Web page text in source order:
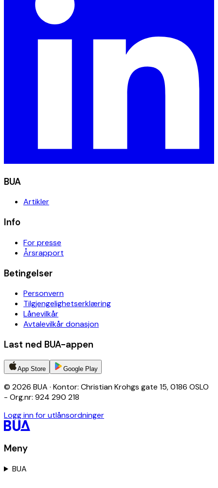
BUA
Artikler
Info
For presse
Årsrapport
Betingelser
Personvern
Tilgjengelighetserklæring
Lånevilkår
Avtalevilkår donasjon
Last ned BUA-appen
App Store Google Play
© 2026 BUA · Kontor: Christian Krohgs gate 15, 0186 OSLO
- Org.nr: 924 290 218
Logg inn for utlånsordninger
Meny
BUA